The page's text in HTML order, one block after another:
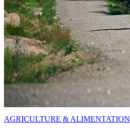
AGRICULTURE & ALIMENTATION